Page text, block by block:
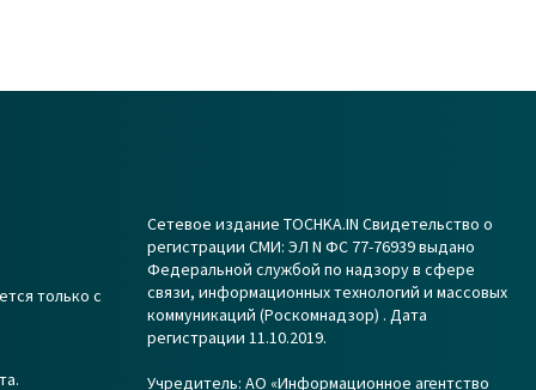
только с
Сетевое издание TOCHKA.IN Свидетельство о
регистрации СМИ: ЭЛ N ФС 77-76939 выдано
Федеральной службой по надзору в сфере
связи, информационных технологий и массовых
коммуникаций (Роскомнадзор) . Дата
регистрации 11.10.2019.
Учредитель: АО «Информационное агентство